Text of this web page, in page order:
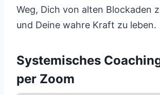
Weg, Dich von alten Blockaden
und Deine wahre Kraft zu leben.
Systemisches
per Zoom